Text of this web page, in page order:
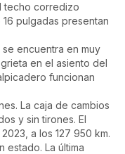
techo corredizo
pulgadas presentan
encuentra en muy
en el asiento del
funcionan
La caja de cambios
y sin tirones. El
a los 127 950 km.
estado. La última